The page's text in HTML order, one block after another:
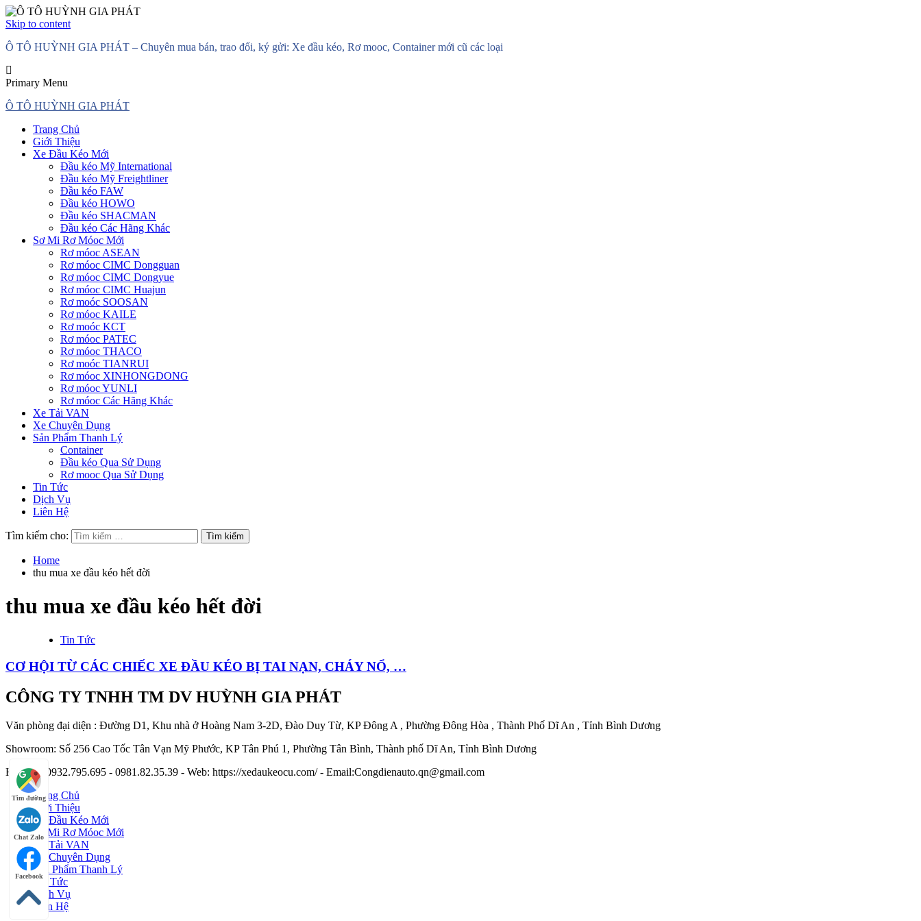
Skip to content
Ô TÔ HUỲNH GIA PHÁT – Chuyên mua bán, trao đổi, ký gửi: Xe đầu kéo, Rơ mooc, Container mới cũ các loại
Primary Menu
Ô TÔ HUỲNH GIA PHÁT
Trang Chủ
Giới Thiệu
Xe Đầu Kéo Mới
Đầu kéo Mỹ International
Đầu kéo Mỹ Freightliner
Đầu kéo FAW
Đầu kéo HOWO
Đầu kéo SHACMAN
Đầu kéo Các Hãng Khác
Sơ Mi Rơ Móoc Mới
Rơ móoc ASEAN
Rơ móoc CIMC Dongguan
Rơ móoc CIMC Dongyue
Rơ móoc CIMC Huajun
Rơ moóc SOOSAN
Rơ móoc KAILE
Rơ moóc KCT
Rơ móoc PATEC
Rơ móoc THACO
Rơ moóc TIANRUI
Rơ móoc XINHONGDONG
Rơ móoc YUNLI
Rơ móoc Các Hãng Khác
Xe Tải VAN
Xe Chuyên Dụng
Sản Phẩm Thanh Lý
Container
Đầu kéo Qua Sử Dụng
Rơ mooc Qua Sử Dụng
Tin Tức
Dịch Vụ
Liên Hệ
Tìm kiếm cho:
Home
thu mua xe đầu kéo hết đời
thu mua xe đầu kéo hết đời
Tin Tức
CƠ HỘI TỪ CÁC CHIẾC XE ĐẦU KÉO BỊ TAI NẠN, CHÁY NỔ, …
CÔNG TY TNHH TM DV HUỲNH GIA PHÁT
Văn phòng đại diện : Đường D1, Khu nhà ở Hoàng Nam 3-2D, Đào Duy Từ, KP Đông A , Phường Đông Hòa , Thành Phố Dĩ An , Tỉnh Bình Dương
Showroom: Số 256 Cao Tốc Tân Vạn Mỹ Phước, KP Tân Phú 1, Phường Tân Bình, Thành phố Dĩ An, Tỉnh Bình Dương
Hotline : 0932.795.695 - 0981.82.35.39 - Web: https://xedaukeocu.com/ - Email:Congdienauto.qn@gmail.com
Tìm đường
Chat Zalo
Facebook
Trang Chủ
Giới Thiệu
Xe Đầu Kéo Mới
Sơ Mi Rơ Móoc Mới
Xe Tải VAN
Xe Chuyên Dụng
Sản Phẩm Thanh Lý
Tin Tức
Dịch Vụ
Liên Hệ